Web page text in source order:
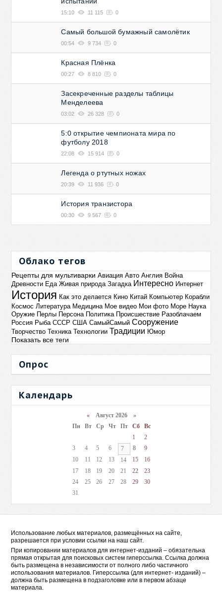
15:10 11 115 0
Самый большой бумажный самолётик
00:54 9 734 0
Красная Плёнка
00:27 8 810 0
Засекреченные разделы таблицы
Менделеева
03:02 26 328 0
5:0 открытие чемпионата мира по
футболу 2018
22:08 15 914 0
Легенда о ртутных ножах
20:39 11 936 0
История транзистора
00:30 9 567 0
Облако тегов
Рецепты для мультиварки Авиация Авто Англия Война
Древности Еда Живая природа Загадка Интересно Интернет
История Как это делается Кино Китай Компьютер Корабли
Космос Литература Медицина Мое видео Мои фото Море Наука
Оружие Перлы Персона Политика Происшествие Разоблачаем
Россия Рыба СССР США СамыйСамый Сооружение
Творчество Техника Технологии Традиции Юмор
Показать все теги
Опрос
Календарь
«Август 2026 »
Пн
Вт Ср Чт Пт Сб
Вс
1
2
3
4 5 6 7 8
9
10
11 12 13 14 15
16
17
18 19 20 21 22
23
24
25 26 27 28 29
30
31
Использование любых материалов, размещённых на сайте,
разрешается при условии ссылки на наш сайт.
При копировании материалов для интернет-изданий – обязательна
прямая открытая для поисковых систем гиперссылка. Ссылка должна
быть размещена в независимости от полного либо частичного
использования материалов. Гиперссылка (для интернет- изданий) –
должна быть размещена в подзаголовке или в первом абзаце
материала.